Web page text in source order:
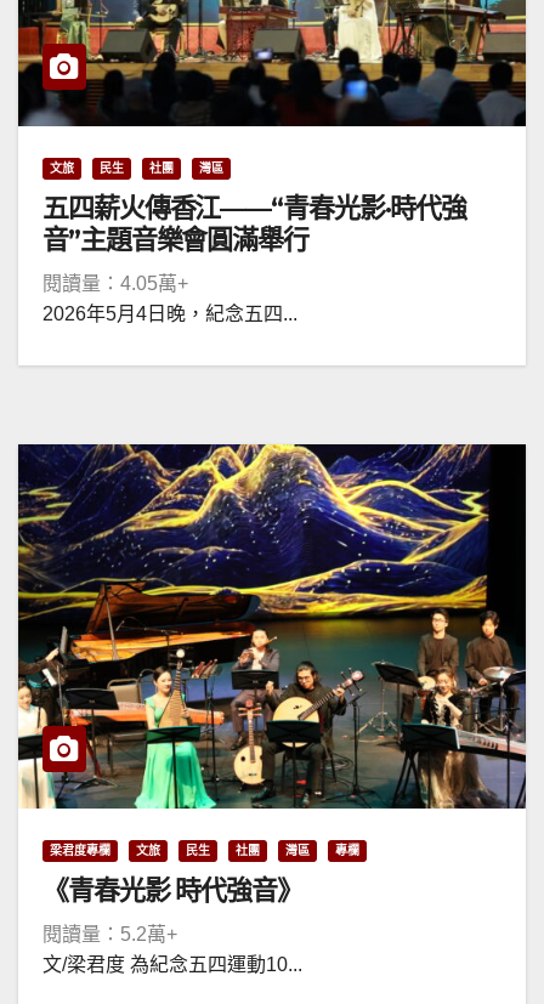
文旅 民生 社團 灣區
五四薪火傳香江——“青春光影·時代強
音”主題音樂會圓滿舉行
閱讀量：4.05萬+
2026年5月4日晚，紀念五四...
梁君度專欄 文旅 民生 社團 灣區 專欄
《青春光影 時代強音》
閱讀量：5.2萬+
文/梁君度 為紀念五四運動10...